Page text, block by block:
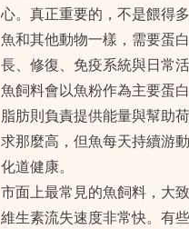
心。真正重要的，不是餵得
魚和其他動物一樣，需要蛋
長、修復、免疫系統與日常
魚飼料會以魚粉作為主要蛋
脂肪則負責提供能量與幫助
求那麼高，但魚每天持續游
化道健康。
市面上最常見的魚飼料，大
維生素流失速度非常快。有